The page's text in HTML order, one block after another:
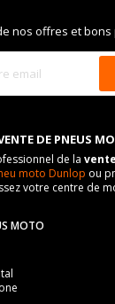
nos offres et bons
DE PNEUS
de la
moto Dunlop ou
votre centre de
MOTO